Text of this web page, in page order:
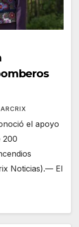
el apoyo
200
Noticias).— El